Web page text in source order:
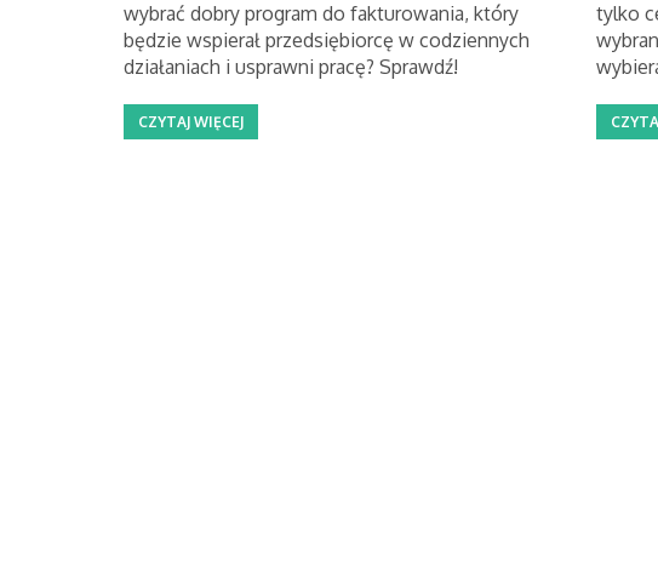
wybrać dobry program do fakturowania, który
będzie wspierał przedsiębiorcę w codziennych
działaniach i usprawni pracę? Sprawdź!
CZYTAJ WIĘCEJ
tylko